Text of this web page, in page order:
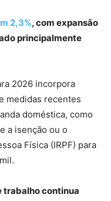
2,3%, com expansão
principalmente
2026 incorpora
medidas recentes
doméstica, como
a isenção ou o
Física (IRPF) para
trabalho continua